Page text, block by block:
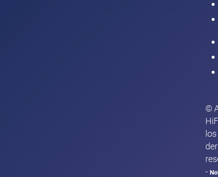
©
los
-